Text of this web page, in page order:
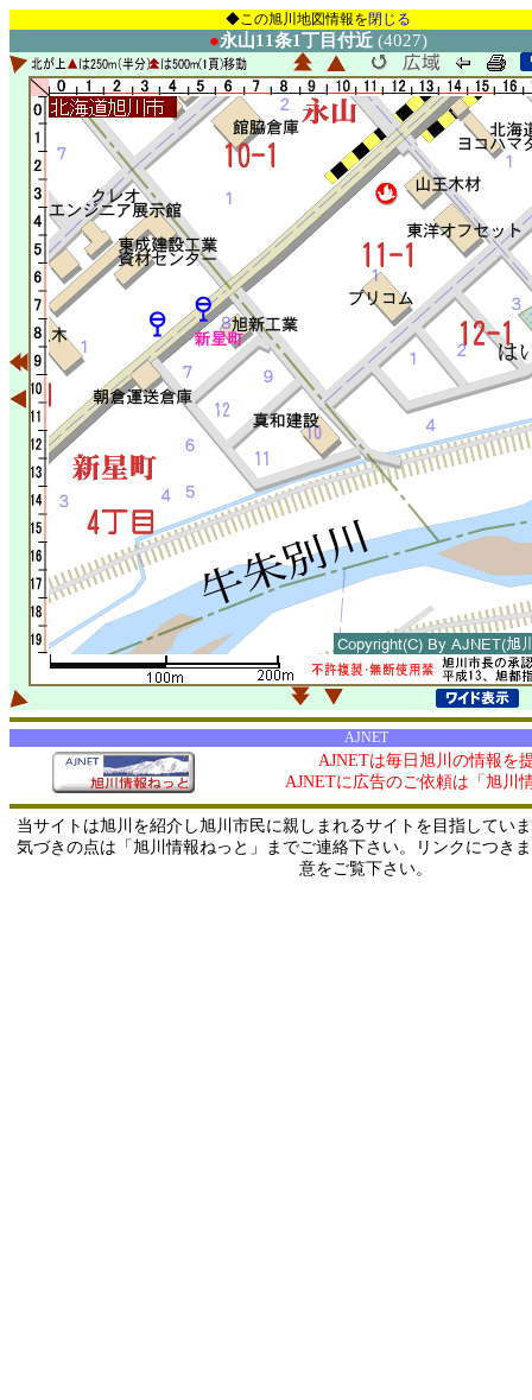
◆この旭川地図情報を閉じる
●永山11条1丁目付近 (4027)
AJNET
AJNETは毎日旭川の情報を
AJNETに広告のご依頼は「旭川
当サイトは旭川を紹介し旭川市民に親しまれるサイトを目指してい
気づきの点は「旭川情報ねっと」までご連絡下さい。リンクにつき
意をご覧下さい。